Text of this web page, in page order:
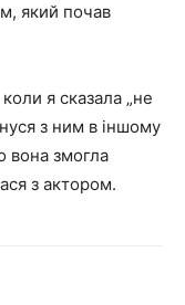
який почав
я сказала „не
з ним в іншому
вона змогла
з актором.